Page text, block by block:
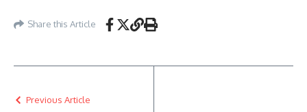
Share this Article
Previous Article